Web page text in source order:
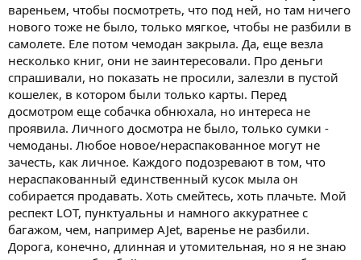
вареньем, чтобы посмотреть, что под ней, но там ничего
нового тоже не было, только мягкое, чтобы не разбили в
самолете. Еле потом чемодан закрыла. Да, еще везла
несколько книг, они не заинтересовали. Про деньги
спрашивали, но показать не просили, залезли в пустой
кошелек, в котором были только карты. Перед
досмотром еще собачка обнюхала, но интереса не
проявила. Личного досмотра не было, только сумки -
чемоданы. Любое новое/нераспакованное могут не
зачесть, как личное. Каждого подозревают в том, что
нераспакованный единственный кусок мыла он
собирается продавать. Хоть смейтесь, хоть плачьте. Мой
респект LOT, пунктуальны и намного аккуратнее с
багажом, чем, например AJet, варенье не разбили.
Дорога, конечно, длинная и утомительная, но я не знаю